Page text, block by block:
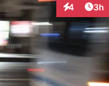
4 3h